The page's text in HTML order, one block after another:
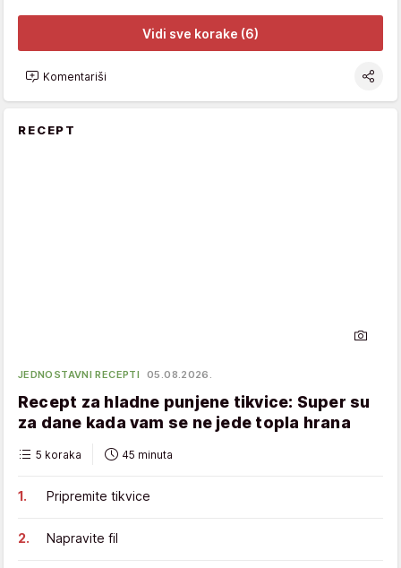
Vidi sve korake (6)
Komentariši
RECEPT
JEDNOSTAVNI RECEPTI 05.08.2026.
Recept za hladne punjene tikvice: Super su
za dane kada vam se ne jede topla hrana
5 koraka 45 minuta
Pripremite tikvice
Napravite fil